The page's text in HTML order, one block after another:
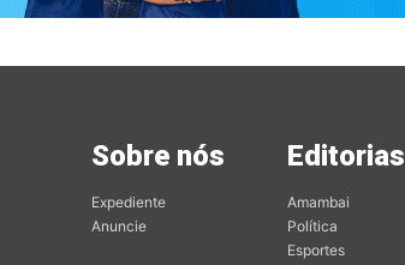
Sobre nós
Expediente
Anuncie
Editorias
Amambai
Política
Esportes